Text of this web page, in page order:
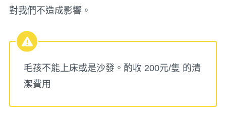
對我們不造成影響。
毛孩不能上床或是沙發。酌收 200元/隻 的清
潔費用